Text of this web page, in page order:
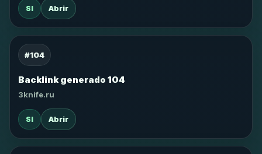
SI Abrir
#104
Backlink generado 104
3knife.ru
SI Abrir